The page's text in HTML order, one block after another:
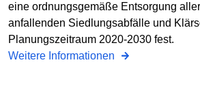
eine ordnungsgemäße Entsorgung
anfallenden Siedlungsabfälle und
Planungszeitraum 2020-2030 fest.
Weitere Informationen